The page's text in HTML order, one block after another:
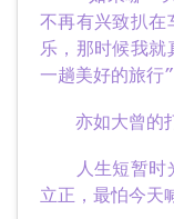
不再有兴致扒在
乐，那时候我
一趟美好的旅行
亦如大曾的打
人生短暂时光
立正，最怕今天